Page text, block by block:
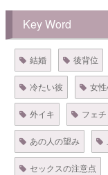
Key Word
結婚 後背位
冷たい彼 女
外イキ フェチ
あの人の望み
セックスの注意点